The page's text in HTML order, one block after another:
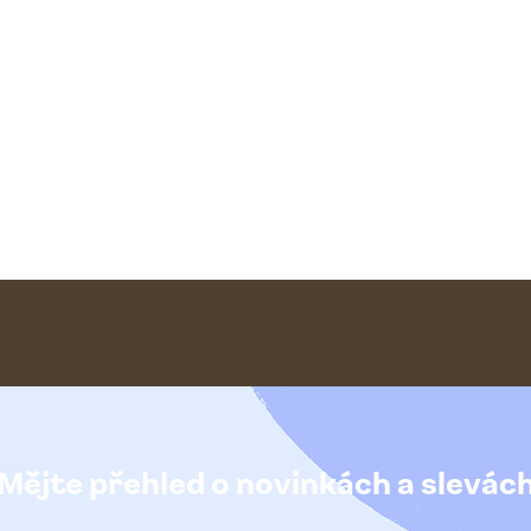
Mějte přehled o novinkácha